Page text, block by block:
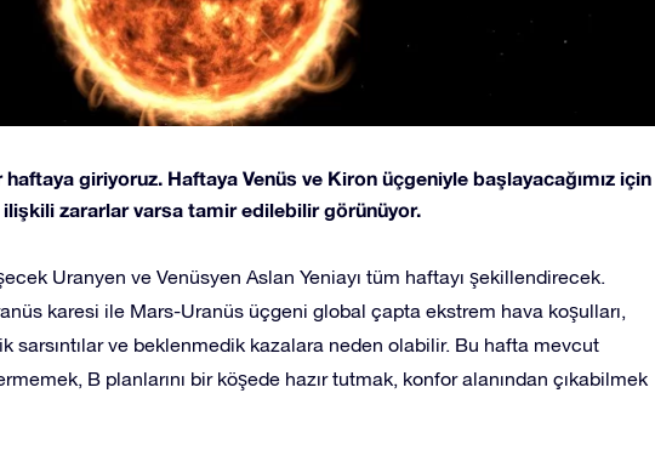
giriyoruz. Haftaya Venüs ve Kiron üçgeniyle başlayacağımız için
zararlar varsa tamir edilebilir görünüyor.
Uranyen ve Venüsyen Aslan Yeniayı tüm haftayı şekillendirecek.
karesi ile Mars-Uranüs üçgeni global çapta ekstrem hava koşulları,
sarsıntılar ve beklenmedik kazalara neden olabilir. Bu hafta mevcut
B planlarını bir köşede hazır tutmak, konfor alanından çıkabilmek